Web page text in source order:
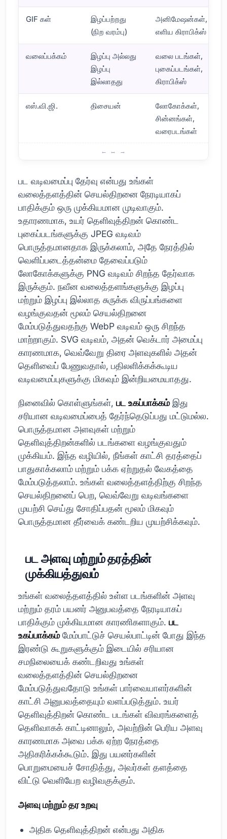
GIF கள்
இழப்பற்றது
(நிற வரம்பு)
அனிமேஷன்கள்,
எளிய கிராபிக்ஸ்
வலைப்பக்கம்
இழப்பு அல்லது
இழப்பு
இல்லாதது
வலை படங்கள்,
புகைப்படங்கள்,
கிராபிக்ஸ்
எஸ்.வி.ஜி. திசையன்
லோகோக்கள்,
சின்னங்கள்,
வரைபடங்கள்
பட வடிவமைப்பு தேர்வு என்பது உங்கள்
வலைத்தளத்தின் செயல்திறனை நேரடியாகப்
பாதிக்கும் ஒரு முக்கியமான முடிவாகும்.
உதாரணமாக, உயர் தெளிவுத்திறன் கொண்ட
புகைப்படங்களுக்கு JPEG வடிவம்
பொருத்தமானதாக இருக்கலாம், அதே நேரத்தில்
வெளிப்படைத்தன்மை தேவைப்படும்
லோகோக்களுக்கு PNG வடிவம் சிறந்த தேர்வாக
இருக்கும். நவீன வலைத்தளங்களுக்கு இழப்பு
மற்றும் இழப்பு இல்லாத சுருக்க விருப்பங்களை
வழங்குவதன் மூலம் செயல்திறனை
மேம்படுத்துவதற்கு WebP வடிவம் ஒரு சிறந்த
மாற்றாகும். SVG வடிவம், அதன் வெக்டார் அமைப்பு
காரணமாக, வெவ்வேறு திரை அளவுகளில் அதன்
தெளிவைப் பேணுவதால், பதிலளிக்கக்கூடிய
வடிவமைப்புகளுக்கு மிகவும் இன்றியமையாதது.
நினைவில் கொள்ளுங்கள், பட உகப்பாக்கம்இது
சரியான வடிவமைப்பைத் தேர்ந்தெடுப்பது மட்டுமல்ல.
பொருத்தமான அளவுகள் மற்றும்
தெளிவுத்திறன்களில் படங்களை வழங்குவதும்
முக்கியம். இந்த வழியில், நீங்கள் காட்சி தரத்தைப்
பாதுகாக்கலாம் மற்றும் பக்க ஏற்றுதல் வேகத்தை
மேம்படுத்தலாம். உங்கள் வலைத்தளத்திற்கு சிறந்த
செயல்திறனைப் பெற, வெவ்வேறு வடிவங்களை
முயற்சி செய்து சோதிப்பதன் மூலம் மிகவும்
பொருத்தமான தீர்வைக் கண்டறிய முயற்சிக்கவும்.
பட அளவு மற்றும் தரத்தின்
முக்கியத்துவம்
உங்கள் வலைத்தளத்தில் உள்ள படங்களின் அளவு
மற்றும் தரம் பயனர் அனுபவத்தை நேரடியாகப்
பாதிக்கும் முக்கியமான காரணிகளாகும். பட
உகப்பாக்கம்மேம்பாட்டுச் செயல்பாட்டின் போது இந்த
இரண்டு கூறுகளுக்கும் இடையில் சரியான
சமநிலையைக் கண்டறிவது உங்கள்
வலைத்தளத்தின் செயல்திறனை
மேம்படுத்துவதோடு உங்கள் பார்வையாளர்களின்
காட்சி அனுபவத்தையும் வளப்படுத்தும். உயர்
தெளிவுத்திறன் கொண்ட படங்கள் விவரங்களைத்
தெளிவாகக் காட்டினாலும், அவற்றின் பெரிய அளவு
காரணமாக அவை பக்க ஏற்ற நேரத்தை
அதிகரிக்கக்கூடும். இது பயனர்களின்
பொறுமையைச் சோதித்து, அவர்கள் தளத்தை
விட்டு வெளியேற வழிவகுக்கும்.
அளவு மற்றும் தர உறவு
அதிக தெளிவுத்திறன் என்பது அதிக